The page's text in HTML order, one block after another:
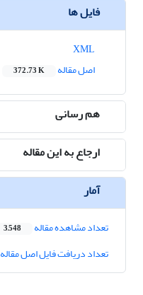
فایل ها
اصل مقاله
372.73 K
هم رسانی
ارجاع به این مقاله
آمار
تعداد مشاهده مقاله 3,548
تعداد دریافت فایل اصل مقاله